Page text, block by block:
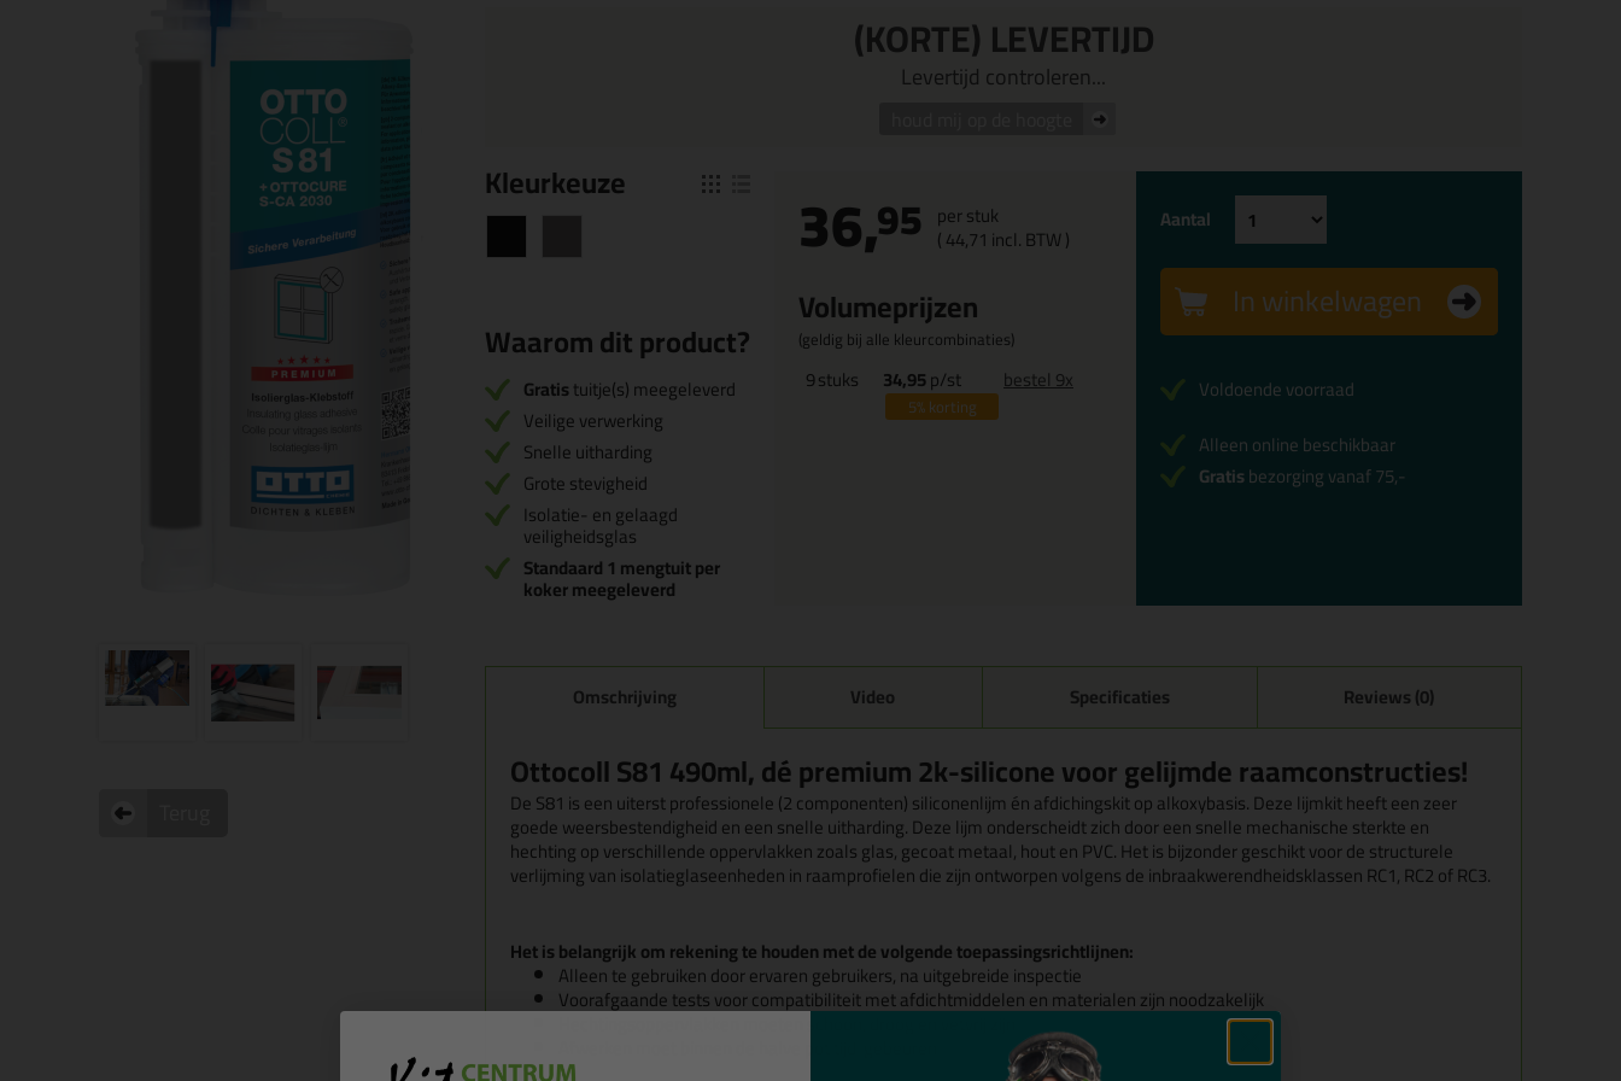
(KORTE) LEVERTIJD
Levertijd controleren...
Kleurkeuze
Waarom dit product?
Gratistuitje(s) meegeleverd
Veilige verwerking
Snelle uitharding
Grote stevigheid
Isolatie- en gelaagd
veiligheidsglas
Standaard 1 mengtuit per
koker meegeleverd
36,95 per stuk
(44,71 incl. BTW )
Volumeprijzen
(geldig bij alle kleurcombinaties)
9stuks 34,95p/st
5%korting
bestel 9x
Aantal
In winkelwagen
Voldoende voorraad
Alleen online beschikbaar
Gratisbezorging vanaf 75,-
Omschrijving Video Specificaties Reviews (0)
Ottocoll S81 490ml, dé premium 2k-silicone voor gelijmde raamconstructies!
De S81 is een uiterst professionele (2 componenten) siliconenlijm én afdichingskit op alkoxybasis. Deze lijmkit heeft een zeer
goede weersbestendigheid en een snelle uitharding. Deze lijm onderscheidt zich door een snelle mechanische sterkte en
hechting op verschillende oppervlakken zoals glas, gecoat metaal, hout en PVC. Het is bijzonder geschikt voor de structurele
verlijming van isolatieglaseenheden in raamprofielen die zijn ontworpen volgens de inbraakwerendheidsklassen RC1, RC2 of RC3.
Het is belangrijk om rekening te houden met de volgende toepassingsrichtlijnen:
Alleen te gebruiken door ervaren gebruikers, na uitgebreide inspectie
Voorafgaande tests voor compatibiliteit met afdichtmiddelen en materialen zijn noodzakelijk
Hechtingsoppervlakken moeten schoon, droog en vetvrij zijn